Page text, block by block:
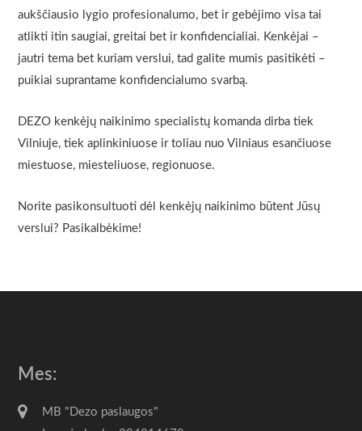
aukščiausio lygio profesionalumo, bet ir gebėjimo visa tai
atlikti itin saugiai, greitai bet ir konfidencialiai. Kenkėjai –
jautri tema bet kuriam verslui, tad galite mumis pasitikėti –
puikiai suprantame konfidencialumo svarbą.
DEZO kenkėjų naikinimo specialistų komanda dirba tiek
Vilniuje, tiek aplinkiniuose ir toliau nuo Vilniaus esančiuose
miestuose, miesteliuose, regionuose.
Norite pasikonsultuoti dėl kenkėjų naikinimo būtent Jūsų
verslui? Pasikalbėkime!
Mes:
MB "Dezo paslaugos"